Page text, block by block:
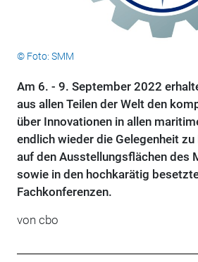
© Foto: SMM
Am 6. - 9. September 2022
aus allen Teilen der Welt den
über Innovationen in allen
endlich wieder die Gelegenheit
auf den Ausstellungsflächen des
sowie in den hochkarätig
Fachkonferenzen.
von cbo